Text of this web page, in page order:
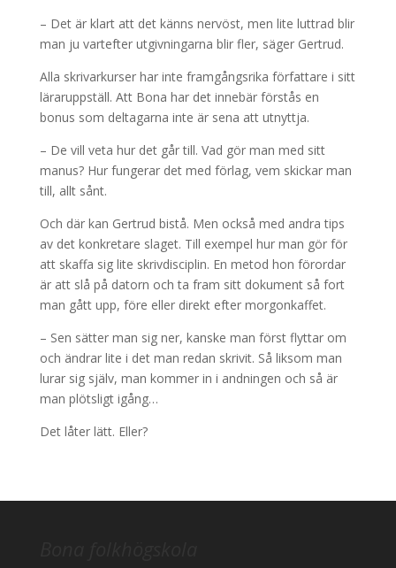
– Det är klart att det känns nervöst, men lite luttrad blir
man ju vartefter utgivningarna blir fler, säger Gertrud.
Alla skrivarkurser har inte framgångsrika författare i sitt
läraruppställ. Att Bona har det innebär förstås en
bonus som deltagarna inte är sena att utnyttja.
– De vill veta hur det går till. Vad gör man med sitt
manus? Hur fungerar det med förlag, vem skickar man
till, allt sånt.
Och där kan Gertrud bistå. Men också med andra tips
av det konkretare slaget. Till exempel hur man gör för
att skaffa sig lite skrivdisciplin. En metod hon förordar
är att slå på datorn och ta fram sitt dokument så fort
man gått upp, före eller direkt efter morgonkaffet.
– Sen sätter man sig ner, kanske man först flyttar om
och ändrar lite i det man redan skrivit. Så liksom man
lurar sig själv, man kommer in i andningen och så är
man plötsligt igång…
Det låter lätt. Eller?